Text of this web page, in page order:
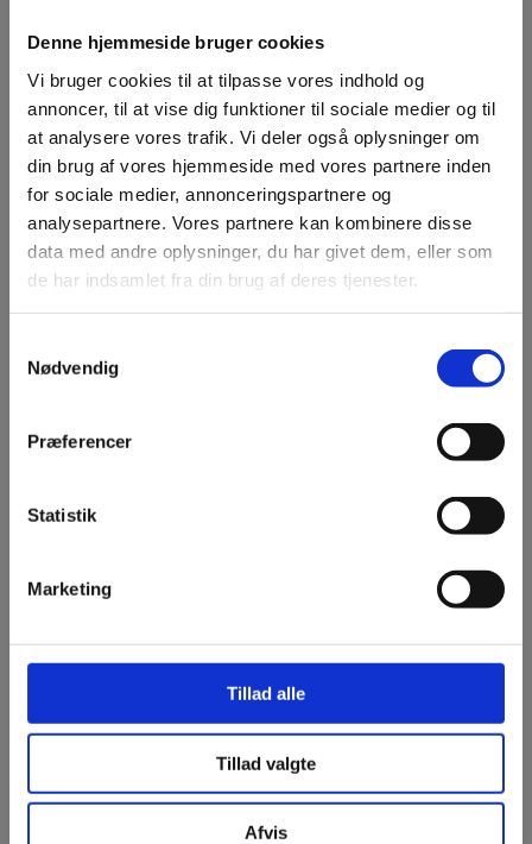
Denne hjemmeside bruger cookies
Vi bruger cookies til at tilpasse vores indhold og
annoncer, til at vise dig funktioner til sociale medier og til
at analysere vores trafik. Vi deler også oplysninger om
din brug af vores hjemmeside med vores partnere inden
for sociale medier, annonceringspartnere og
analysepartnere. Vores partnere kan kombinere disse
data med andre oplysninger, du har givet dem, eller som
de har indsamlet fra din brug af deres tjenester.
Nødvendig
Præferencer
Statistik
Marketing
Tillad alle
Tillad valgte
Afvis
Professionel leverandør af
Biobrændsel siden 90'erne
Siden midten af 90'erne har vi forsynet danske hjem
med biobrændsel af høj kvalitet. Vi tilbyder et bredt
får du endnu mere værdi for pengene.
Bæredygtig fyring med træpiller